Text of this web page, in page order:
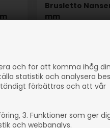
och för att komma ihåg
statistik och analysera
förbättras och att vår
3. Funktioner som ger
och webbanalys.
Brusletto
mm
Eventuellt
leveranskostnader